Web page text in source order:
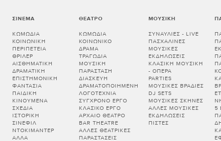
ΣΙΝΕΜΆ
ΚΩΜΩΔΊΑ
ΚΟΙΝΩΝΙΚΉ
ΠΕΡΙΠΈΤΕΙΑ
ΘΡΊΛΕΡ
ΑΙΣΘΗΜΑΤΙΚΉ
ΔΡΑΜΑΤΙΚΉ
ΕΠΙΣΤΗΜΟΝΙΚΉ
ΦΑΝΤΑΣΊΑ
ΠΑΙΔΙΚΉ
ΚΙΝΟΎΜΕΝΑ
ΣΧΈΔΙΑ
ΙΣΤΟΡΙΚΉ
ΣΙΝΕΦΊΛ
ΝΤΟΚΙΜΑΝΤΈΡ
ΆΛΛΑ
ΘΈΑΤΡΟ
ΚΩΜΩΔΊΑ
ΚΟΙΝΩΝΙΚΌ
ΔΡΆΜΑ
ΤΡΑΓΩΔΊΑ
ΜΟΥΣΙΚΉ
ΠΑΡΆΣΤΑΣΗ
ΔΙΑΣΚΕΥΉ
ΔΡΑΜΑΤΟΠΟΙΗΜΈΝΗ
ΛΟΓΟΤΕΧΝΊΑ
ΣΎΓΧΡΟΝΟ ΈΡΓΟ
ΚΛΑΣΙΚΌ ΈΡΓΟ
ΑΡΧΑΊΟ ΘΈΑΤΡΟ
BAR THEATRE
ΆΛΛΕΣ ΘΕΑΤΡΙΚΈΣ
ΠΑΡΑΣΤΆΣΕΙΣ
ΜΟΥΣΙΚΉ
ΣΥΝΑΥΛΊΕΣ - LIVE
ΠΑΣΧΑΛΙΝΈΣ
ΜΟΥΣΙΚΈΣ
ΕΚΔΗΛΏΣΕΙΣ
ΚΛΑΣΙΚΉ ΜΟΥΣΙΚΉ
- ΌΠΕΡΑ
PARTIES
ΜΟΥΣΙΚΈΣ ΒΡΑΔΙΈΣ
DJ SETS
ΜΟΥΣΙΚΈΣ ΣΚΗΝΈΣ
ΆΛΛΕΣ ΜΟΥΣΙΚΈΣ
ΕΚΔΗΛΏΣΕΙΣ
ΠΊΣΤΕΣ
5